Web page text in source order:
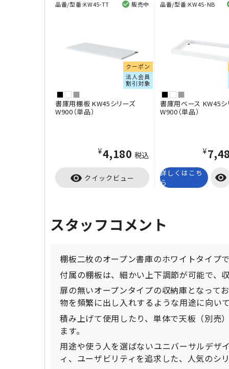
品番/型番:KW45-TT 販売中
クーポン
法人会員
割引対象
書庫用棚板 KW45シリーズ
W900（単品）
¥4,180 税込
visibility クイックビュー
品番/型番:KW45-NB
書庫用ベース KW45シ
W900（単品）
詳しくはこち
ら
visibility
スタッフコメント
棚板二枚のオープン書庫のホワイトタイプ
付属の棚板は、細かい上下調節が可能で、
扉の無いオープンタイプの収納庫となって
物を頻繁に出し入れするような用途に向い
積み上げて使用したり、単体で天板（別売
ます。
用途や使う人を選ばないユニバーサルデザ
ィ、ユーザビリティを追求した、人気のシ